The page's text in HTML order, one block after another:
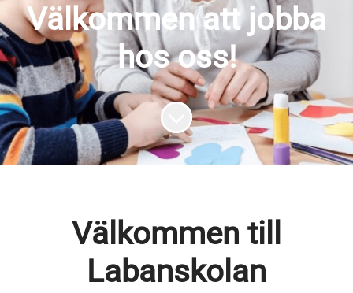
Välkommen att jobba
hos oss!
Skrolla för mer innehåll
Välkommen till
Labanskolan